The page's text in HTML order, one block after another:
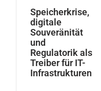
Speicherkrise,
digitale
Souveränität
und
Regulatorik als
Treiber für IT-
Infrastrukturen